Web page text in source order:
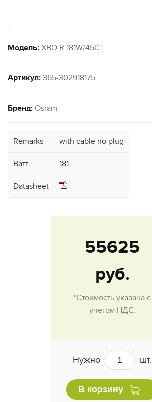
Модель: XBO R 181W/45C
Артикул: 365-302918175
Бренд: Osram
Remarks with cable no plug
Ватт 181
Datasheet
55625
руб.
*Стоимость указана с
учётом НДС.
Нужно шт.
В корзину